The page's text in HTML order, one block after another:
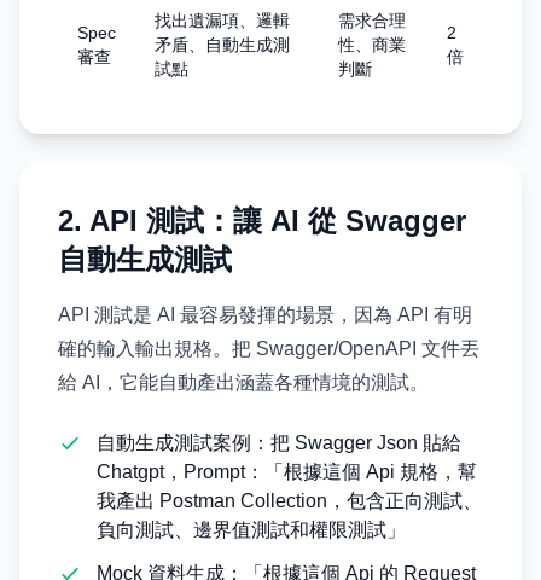
Spec
審查
找出遺漏項、邏輯
矛盾、自動生成測
試點
需求合理
性、商業
判斷
2
倍
2. API 測試：讓 AI 從 Swagger
自動生成測試
API 測試是 AI 最容易發揮的場景，因為 API 有明
確的輸入輸出規格。把 Swagger/OpenAPI 文件丟
給 AI，它能自動產出涵蓋各種情境的測試。
自動生成測試案例：把 Swagger Json 貼給
Chatgpt，Prompt：「根據這個 Api 規格，幫
我產出 Postman Collection，包含正向測試、
負向測試、邊界值測試和權限測試」
Mock 資料生成：「根據這個 Api 的 Request